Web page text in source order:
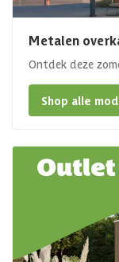
Metalen
Ontdek deze
Shop alle